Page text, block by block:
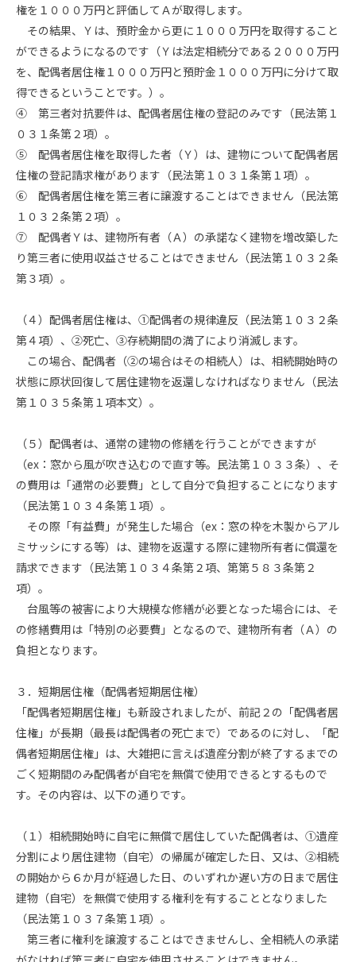
権を１０００万円と評価してＡが取得します。
その結果、Ｙは、預貯金から更に１０００万円を取得すること
ができるようになるのです（Ｙは法定相続分である２０００万円
を、配偶者居住権１０００万円と預貯金１０００万円に分けて取
得できるということです。）。
④ 第三者対抗要件は、配偶者居住権の登記のみです（民法第１
０３１条第２項）。
⑤ 配偶者居住権を取得した者（Ｙ）は、建物について配偶者居
住権の登記請求権があります（民法第１０３１条第１項）。
⑥ 配偶者居住権を第三者に譲渡することはできません（民法第
１０３２条第２項）。
⑦ 配偶者Ｙは、建物所有者（Ａ）の承諾なく建物を増改築した
り第三者に使用収益させることはできません（民法第１０３２条
第３項）。
（４）配偶者居住権は、①配偶者の規律違反（民法第１０３２条
第４項）、②死亡、③存続期間の満了により消滅します。
この場合、配偶者（②の場合はその相続人）は、相続開始時の
状態に原状回復して居住建物を返還しなければなりません（民法
第１０３５条第１項本文）。
（５）配偶者は、通常の建物の修繕を行うことができますが
（ex：窓から風が吹き込むので直す等。民法第１０３３条）、そ
の費用は「通常の必要費」として自分で負担することになります
（民法第１０３４条第１項）。
その際「有益費」が発生した場合（ex：窓の枠を木製からアル
ミサッシにする等）は、建物を返還する際に建物所有者に償還を
請求できます（民法第１０３４条第２項、第第５８３条第２
項）。
台風等の被害により大規模な修繕が必要となった場合には、そ
の修繕費用は「特別の必要費」となるので、建物所有者（Ａ）の
負担となります。
３．短期居住権（配偶者短期居住権）
「配偶者短期居住権」も新設されましたが、前記２の「配偶者居
住権」が長期（最長は配偶者の死亡まで）であるのに対し、「配
偶者短期居住権」は、大雑把に言えば遺産分割が終了するまでの
ごく短期間のみ配偶者が自宅を無償で使用できるとするもので
す。その内容は、以下の通りです。
（１）相続開始時に自宅に無償で居住していた配偶者は、①遺産
分割により居住建物（自宅）の帰属が確定した日、又は、②相続
の開始から６か月が経過した日、のいずれか遅い方の日まで居住
建物（自宅）を無償で使用する権利を有することとなりました
（民法第１０３７条第１項）。
第三者に権利を譲渡することはできませんし、全相続人の承諾